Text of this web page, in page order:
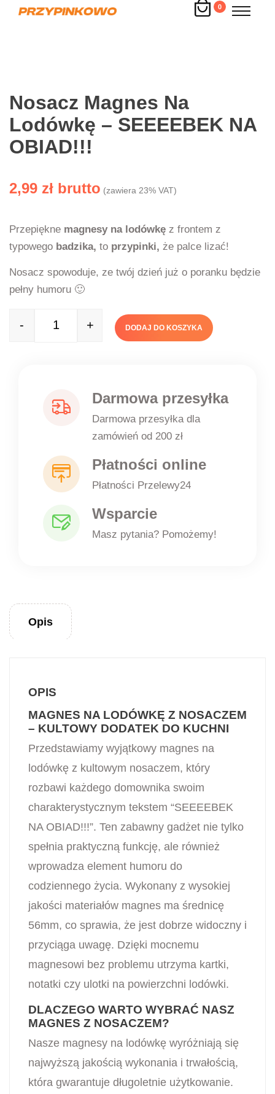
0
Nosacz Magnes Na
Lodówkę – SEEEEBEK NA
OBIAD!!!
2,99 zł (zawiera 23% VAT)
Przepiękne magnesy na lodówkę z frontem z
typowego badzika, to przypinki, że palce lizać!
Nosacz spowoduje, ze twój dzień już o poranku będzie
pełny humoru 🙂
Quantity
- + DODAJ DO KOSZYKA
Darmowa przesyłka
Darmowa przesyłka dla
zamówień od 200 zł
Płatności online
Płatności Przelewy24
Wsparcie
Masz pytania? Pomożemy!
Opis
OPIS
MAGNES NA LODÓWKĘ Z NOSACZEM
– KULTOWY DODATEK DO KUCHNI
Przedstawiamy wyjątkowy magnes na
lodówkę z kultowym nosaczem, który
rozbawi każdego domownika swoim
charakterystycznym tekstem “SEEEEBEK
NA OBIAD!!!”. Ten zabawny gadżet nie tylko
spełnia praktyczną funkcję, ale również
wprowadza element humoru do
codziennego życia. Wykonany z wysokiej
jakości materiałów magnes ma średnicę
56mm, co sprawia, że jest dobrze widoczny i
przyciąga uwagę. Dzięki mocnemu
magnesowi bez problemu utrzyma kartki,
notatki czy ulotki na powierzchni lodówki.
DLACZEGO WARTO WYBRAĆ NASZ
MAGNES Z NOSACZEM?
Nasze magnesy na lodówkę wyróżniają się
najwyższą jakością wykonania i trwałością,
która gwarantuje długoletnie użytkowanie.